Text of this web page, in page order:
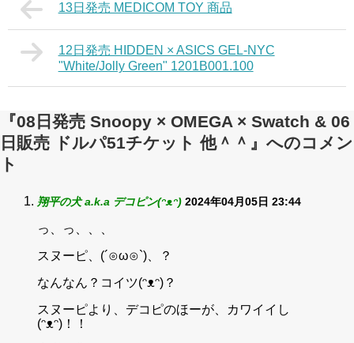
13日発売 MEDICOM TOY 商品
12日発売 HIDDEN × ASICS GEL-NYC
"White/Jolly Green" 1201B001.100
『08日発売 Snoopy × OMEGA × Swatch & 06
日販売 ドルパ51チケット 他＾＾』へのコメン
ト
翔平の犬 a.k.a デコピン(ᵔᴥᵔ) 2024年04月05日 23:44
っ、っ、、、
スヌーピ、(´⊙ω⊙`)、？
なんなん？コイツ(ᵔᴥᵔ)？
スヌーピより、デコピのほーが、カワイイし
(ᵔᴥᵔ)！！